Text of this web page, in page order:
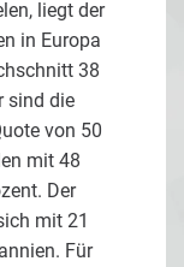
liegt der
in Europa
38
sind die
von 50
mit 48
Der
mit 21
Für